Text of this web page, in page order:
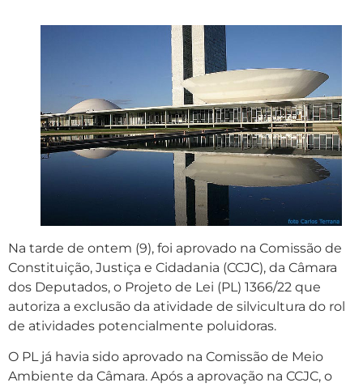
Na tarde de ontem (9), foi aprovado na Comissão de
Constituição, Justiça e Cidadania (CCJC), da Câmara
dos Deputados, o Projeto de Lei (PL) 1366/22 que
autoriza a exclusão da atividade de silvicultura do rol
de atividades potencialmente poluidoras.
O PL já havia sido aprovado na Comissão de Meio
Ambiente da Câmara. Após a aprovação na CCJC, o